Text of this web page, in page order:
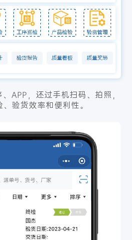
APP，还过手机扫码、拍照，
验货效率和便利性。